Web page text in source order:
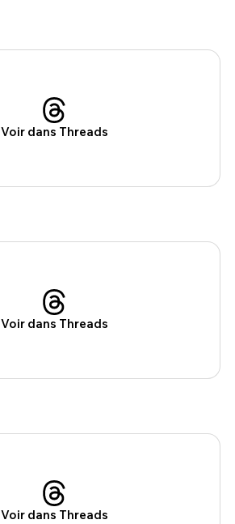
Voir dans Threads
Voir dans Threads
Voir dans Threads